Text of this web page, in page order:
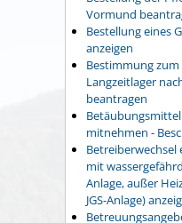
Vormund
Bestellung eines
anzeigen
Bestimmung
Langzeitlager
beantragen
mitnehmen -
Betreiberwechsel
mit
Anlage, außer
JGS-Anlage)